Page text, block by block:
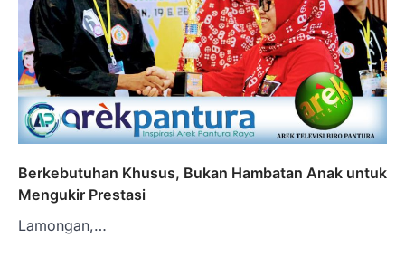
Berkebutuhan Khusus, Bukan Hambatan Anak untuk
Mengukir Prestasi
Lamongan,…